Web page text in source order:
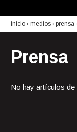
inicio › medios › prensa
Prensa
No hay artículos de